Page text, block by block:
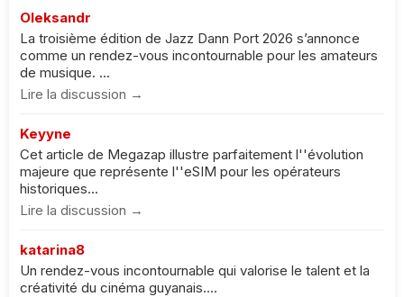
Oleksandr
La troisième édition de Jazz Dann Port 2026 s’annonce
comme un rendez-vous incontournable pour les amateurs
de musique. ...
Lire la discussion →
Keyyne
Cet article de Megazap illustre parfaitement l''évolution
majeure que représente l''eSIM pour les opérateurs
historiques...
Lire la discussion →
katarina8
Un rendez-vous incontournable qui valorise le talent et la
créativité du cinéma guyanais....